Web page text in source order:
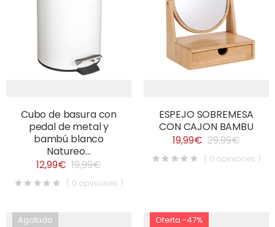
Cubo de basura con
pedal de metal y
bambú blanco
Natureo...
12,99€ 19,99€
( 0 opiniones )
ESPEJO SOBREMESA
CON CAJON BAMBU
19,99€ 29,99€
( 0 opiniones )
Agotado Oferta -47%